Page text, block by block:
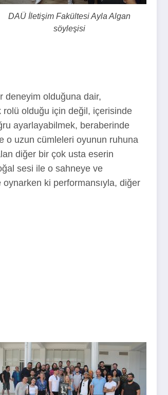
DAÜ İletişim Fakültesi Ayla Algan
söyleşisi
deneyim olduğuna dair,
rolü olduğu için değil, içerisinde
ayarlayabilmek, beraberinde
o uzun cümleleri oyunun ruhuna
diğer bir çok usta eserin
sesi ile o sahneye ve
ki performansıyla, diğer